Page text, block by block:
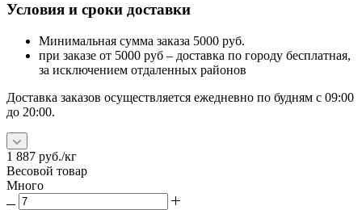
Условия и сроки доставки
Минимальная сумма заказа 5000 руб.
при заказе от 5000 руб – доставка по городу бесплатная,
за исключением отдаленных районов
Доставка заказов осуществляется ежедневно по будням с 09:00
до 20:00.
1 887 руб./кг
Весовой товар
Много